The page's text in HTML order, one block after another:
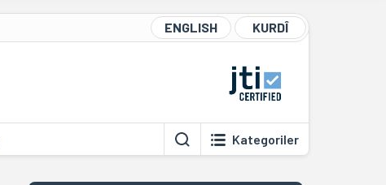
ENGLISH KURDÎ
Kategoriler